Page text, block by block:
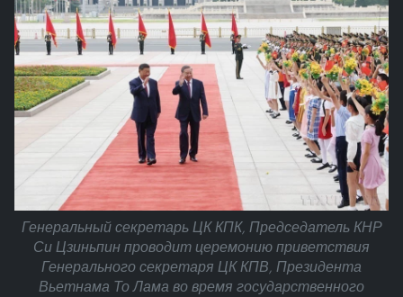
Генеральный секретарь ЦК КПК, Председатель КНР
Си Цзиньпин проводит церемонию приветствия
Генерального секретаря ЦК КПВ, Президента
Вьетнама То Лама во время государственного